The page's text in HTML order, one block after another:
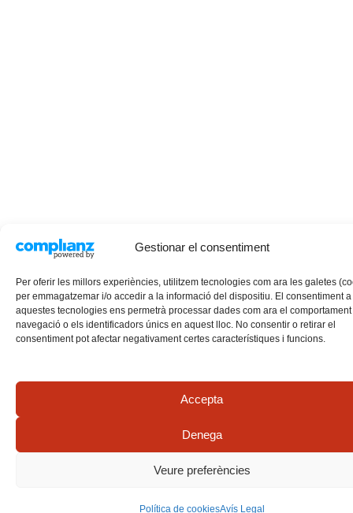
Gestionar el consentiment
Per oferir les millors experiències, utilitzem tecnologies com ara les galetes
per emmagatzemar i/o accedir a la informació del dispositiu. El consentiment a
aquestes tecnologies ens permetrà processar dades com ara el
navegació o els identificadors únics en aquest lloc. No consentir o retirar el
consentiment pot afectar negativament certes característiques i funcions.
Accepta
Denega
Veure preferències
Política de cookiesAvís Legal